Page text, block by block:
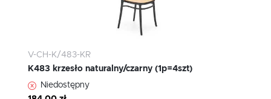
V-CH-K/483-KR
K483 krzesło naturalny/czarny (1p=4szt)
Niedostępny